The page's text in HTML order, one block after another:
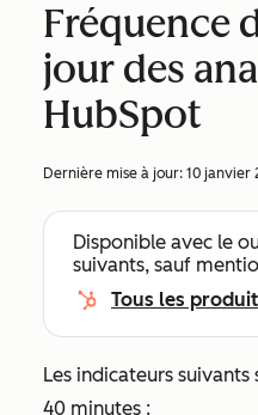
Fréquence
jour des
HubSpot
Dernière mise à jour: 10 janvier
Disponible avec le
suivants, sauf
Tous les
Les indicateurs
40 minutes :